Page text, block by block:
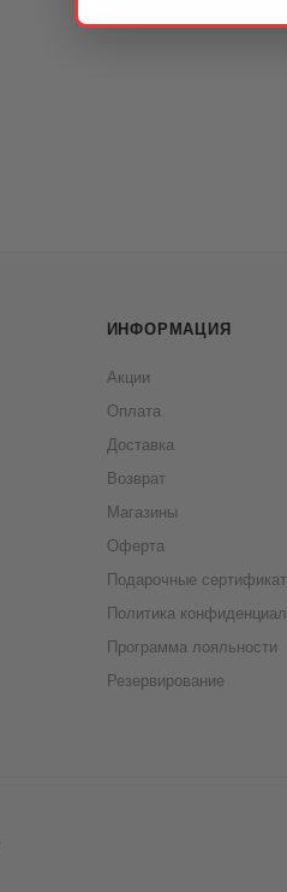
ИНФОРМАЦИЯ
Акции
Оплата
Доставка
Возврат
Магазины
Оферта
Подарочные
Политика
Программа лояльности
Резервирование